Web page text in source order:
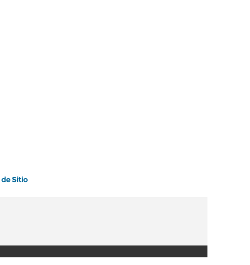
Sitio